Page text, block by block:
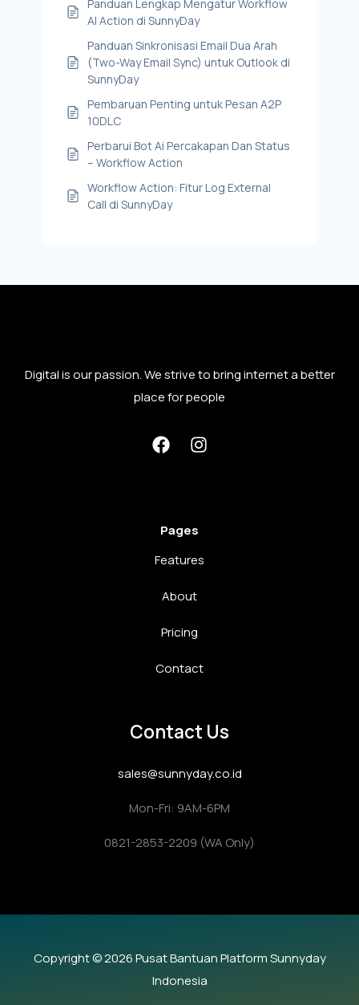
Panduan Lengkap Mengatur Workflow
AI Action di SunnyDay
Panduan Sinkronisasi Email Dua Arah
(Two-Way Email Sync) untuk Outlook di
SunnyDay
Pembaruan Penting untuk Pesan A2P
10DLC
Perbarui Bot Ai Percakapan Dan Status
– Workflow Action
Workflow Action: Fitur Log External
Call di SunnyDay
Digital is our passion. We strive to bring internet a better
place for people
Pages
Features
About
Pricing
Contact
Contact Us
sales@sunnyday.co.id
Mon-Fri: 9AM-6PM
0821-2853-2209 (WA Only)
Copyright © 2026 Pusat Bantuan Platform Sunnyday
Indonesia